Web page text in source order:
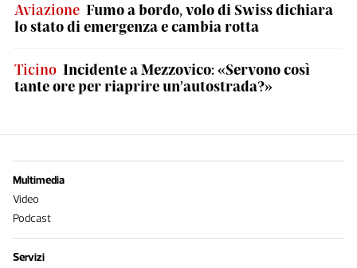
Aviazione Fumo a bordo, volo di Swiss dichiara
lo stato di emergenza e cambia rotta
Ticino Incidente a Mezzovico: «Servono così
tante ore per riaprire un’autostrada?»
Multimedia
Video
Podcast
Servizi